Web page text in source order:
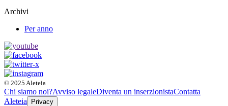
Archivi
Per anno
© 2025 Aleteia
Chi siamo noi?Avviso legaleDiventa un inserzionistaContatta
Aleteia
Privacy